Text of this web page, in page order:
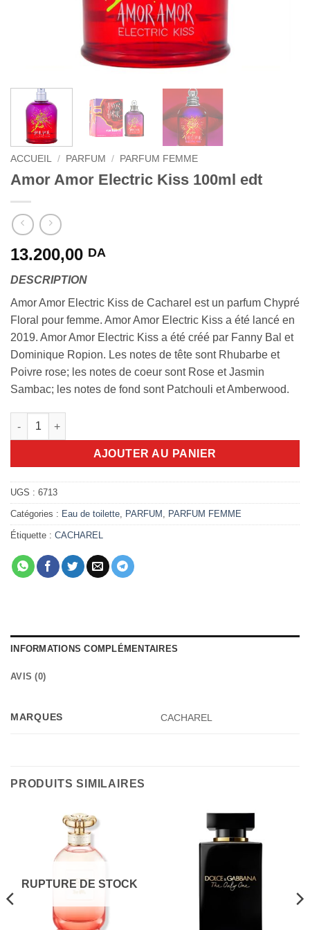
ACCUEIL / PARFUM / PARFUM FEMME
Amor Amor Electric Kiss 100ml edt
13.200,00 DA
DESCRIPTION
Amor Amor Electric Kiss de Cacharel est un parfum Chypré
Floral pour femme. Amor Amor Electric Kiss a été lancé en
2019. Amor Amor Electric Kiss a été créé par Fanny Bal et
Dominique Ropion. Les notes de tête sont Rhubarbe et
Poivre rose; les notes de coeur sont Rose et Jasmin
Sambac; les notes de fond sont Patchouli et Amberwood.
quantité de Amor Amor Electric Kiss 100ml edt
AJOUTER AU PANIER
UGS : 6713
Catégories : Eau de toilette, PARFUM , PARFUM FEMME
Étiquette : CACHAREL
INFORMATIONS COMPLÉMENTAIRES
AVIS (0)
MARQUES CACHAREL
PRODUITS SIMILAIRES
RUPTURE DE STOCK